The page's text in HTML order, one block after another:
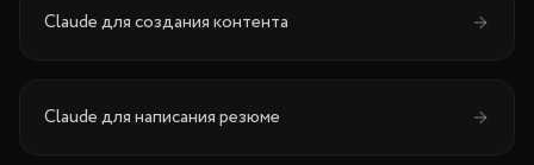
Claudeдлясоздания контента
Claudeдлянаписания резюме